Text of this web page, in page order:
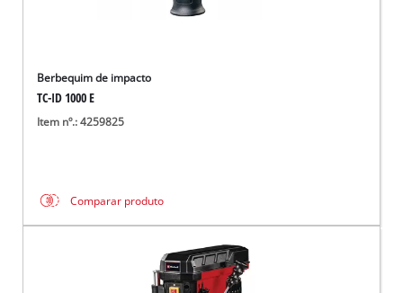
Berbequim de impacto
TC-ID 1000 E
Item nº.: 4259825
Comparar produto